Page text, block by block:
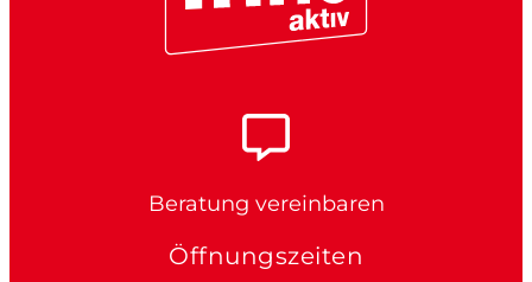
Beratung vereinbaren
Öffnungszeiten